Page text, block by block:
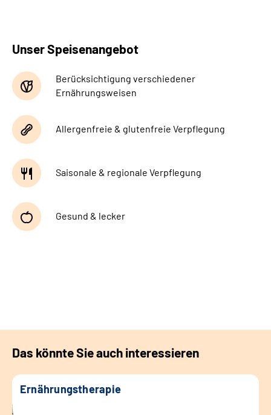
Unser Speisenangebot
Berücksichtigung verschiedener
Ernährungsweisen
Allergenfreie & glutenfreie Verpflegung
Saisonale & regionale Verpflegung
Gesund & lecker
Das könnte Sie auch interessieren
Ernährungstherapie